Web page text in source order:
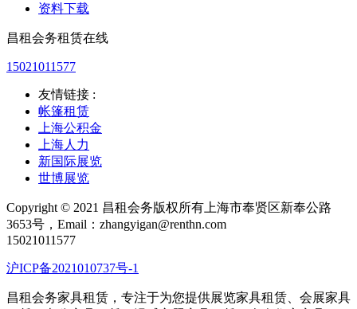
资料下载
昌租会务租赁在线
15021011577
友情链接 :
帐篷租赁
上海公积金
上海人力
新国际展览
世博展览
Copyright © 2021 昌租会务版权所有上海市奉贤区新奉公路
3653号，Email：zhangyigan@renthn.com
15021011577
沪ICP备2021010737号-1
昌租会务家具租赁，专注于为您提供展览家具租赁、会展家具